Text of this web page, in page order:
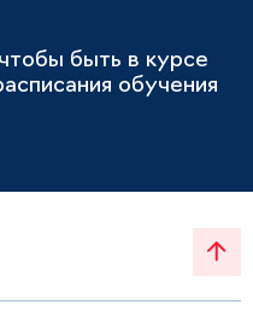
быть в курсе
обучения